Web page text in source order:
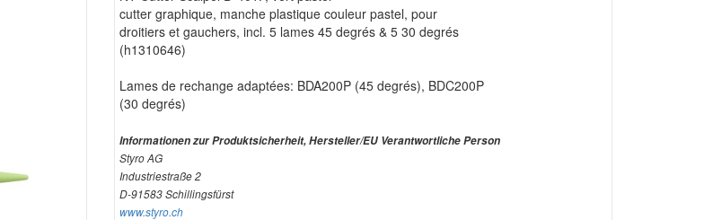
cutter graphique, manche plastique couleur pastel, pour
droitiers et gauchers, incl. 5 lames 45 degrés & 5 30 degrés
(h1310646)
Lames de rechange adaptées: BDA200P (45 degrés), BDC200P
(30 degrés)
Informationen zur Produktsicherheit, Hersteller/EU Verantwortliche Person
Styro AG
Industriestraße 2
D-91583 Schillingsfürst
www.styro.ch